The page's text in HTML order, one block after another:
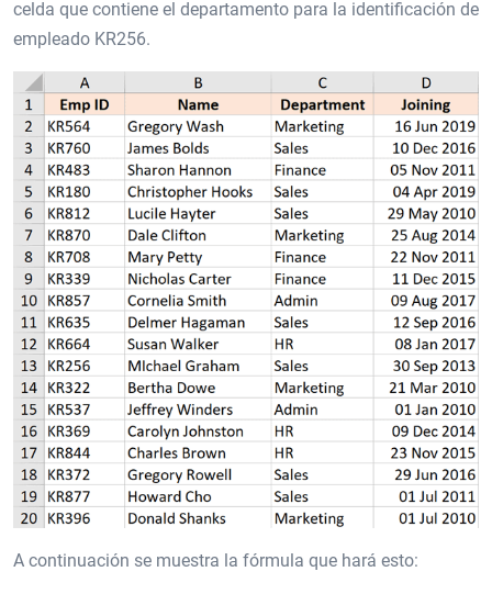
celda que contiene el departamento para la identificación de
empleado KR256.
A continuación se muestra la fórmula que hará esto: